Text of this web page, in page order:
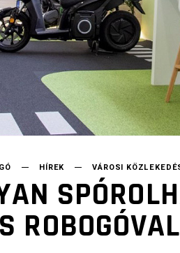
HÍREK VÁROSI
ROBOGÓVAL